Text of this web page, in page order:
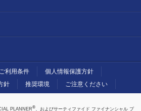
利用条件
個人情報保護方針
針
推奨環境 ご注意ください
PLANNER® 、およびサーティファイド ファイナンシャル プ